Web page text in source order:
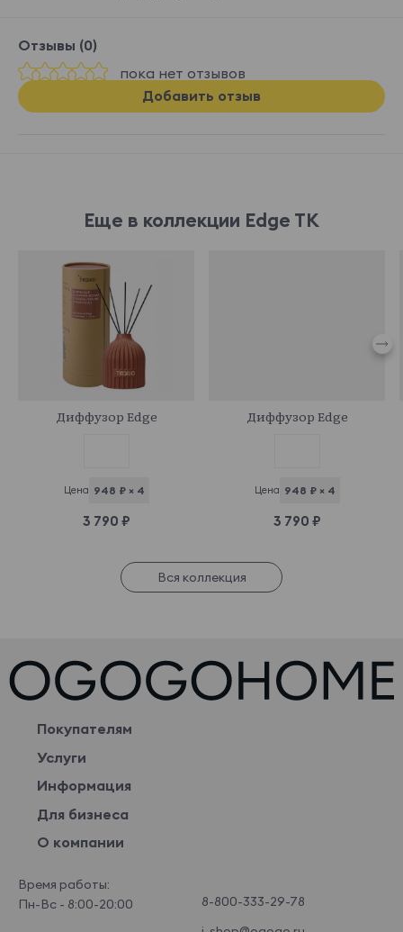
Отзывы (0)
пока нет отзывов
Добавить отзыв
Еще в коллекции Edge TK
Диффузор Edge
852884
Цена 948 ₽ × 4
3 790 ₽
Диффузор Edge
Цена 948 ₽ × 4
3 790 ₽
Вся коллекция
Покупателям
Услуги
Информация
Для бизнеса
О компании
Время работы:
Пн-Вс - 8:00-20:00
8-800-333-29-78